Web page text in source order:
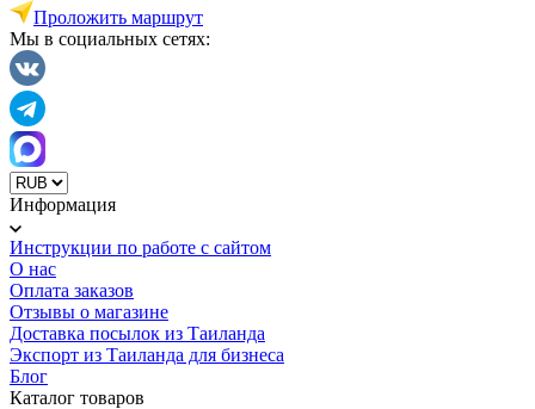
Проложить маршрут
Мы в социальных сетях:
Информация
Инструкции по работе с сайтом
О нас
Оплата заказов
Отзывы о магазине
Доставка посылок из Таиланда
Экспорт из Таиланда для бизнеса
Блог
Каталог товаров